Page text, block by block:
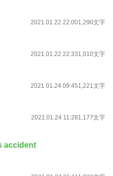
2021.01.22 22:001,290文字
2021.01.22 22:331,010文字
2021.01.24 09:451,221文字
2021.01.24 11:281,177文字
accident